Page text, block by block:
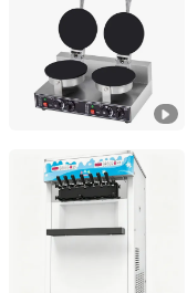
Guangdong, China
Oceanpower Food
Guangdong, China